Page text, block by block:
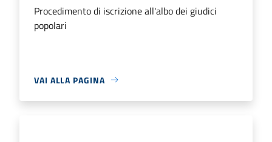
Procedimento di iscrizione all'albo dei giudici
popolari
VAI ALLA PAGINA